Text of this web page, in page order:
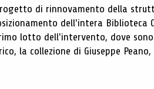
di rinnovamento della
dell'intera Biblioteca
lotto dell'intervento, dove
la collezione di Giuseppe